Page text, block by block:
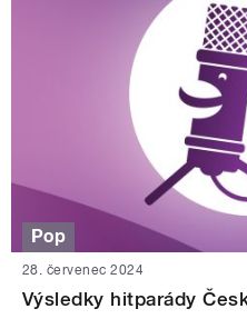
Pop
28. červenec 2024
Výsledky hitparády